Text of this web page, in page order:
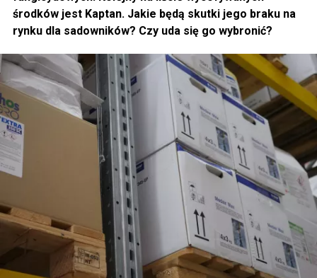
środków jest Kaptan. Jakie będą skutki jego braku na
rynku dla sadowników? Czy uda się go wybronić?